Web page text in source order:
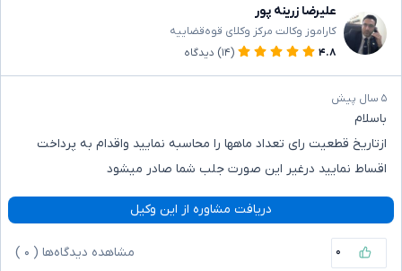
علیرضا زرینه پور
کاراموز وکالت مرکز وکلای قوه‌قضاییه
۴.۸
(۱۴) دیدگاه
۵ سال پیش
باسلام
ازتاریخ قطعیت رای تعداد ماهها را محاسبه نمایید واقدام به پرداخت
اقساط نمایید درغیر این صورت جلب شما صادر میشود
دریافت مشاوره از این وکیل
۰ مشاهده دیدگاه‌ها ( ۰